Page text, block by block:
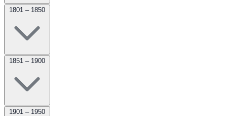
1801 – 1850
1851 – 1900
1901 – 1950